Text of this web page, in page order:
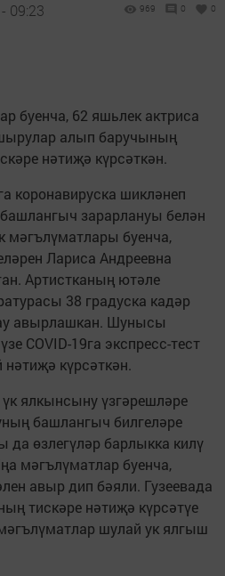
09:23 969 0 0
буенча, 62 яшьлек актриса
алып баручының
нәтиҗә күрсәткән.
коронавируска шикләнеп
башлангыч зарарлануы белән
мәгълүматлары буенча,
Лариса Андреевна
Артистканың ютәле
38 градуска кадәр
авырлашкан. Шунысы
COVID-19га экспресс-тест
күрсәткән.
ялкынсыну үзгәрешләре
башлангыч билгеләре
өзлегүләр барлыкка килү
мәгълүматлар буенча,
авыр дип бәяли. Гузеевада
тискәре нәтиҗә күрсәтүе
шулай ук ялгыш